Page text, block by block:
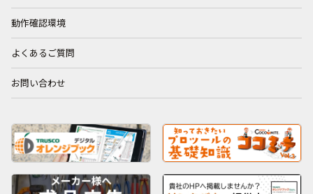
動作確認環境
よくあるご質問
お問い合わせ